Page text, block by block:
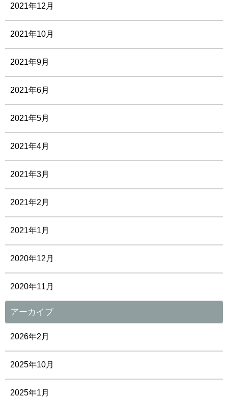
2021年12月
2021年10月
2021年9月
2021年6月
2021年5月
2021年4月
2021年3月
2021年2月
2021年1月
2020年12月
2020年11月
アーカイブ
2026年2月
2025年10月
2025年1月